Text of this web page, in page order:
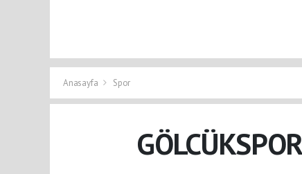
Anasayfa Spor